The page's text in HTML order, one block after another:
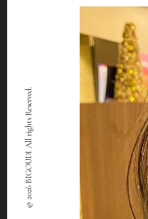
© 2026 BIGOUDI All rights Reserved.